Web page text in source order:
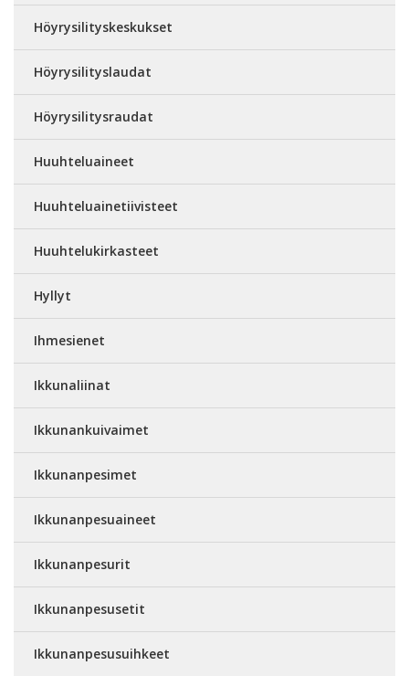
Höyrysilityskeskukset
Höyrysilityslaudat
Höyrysilitysraudat
Huuhteluaineet
Huuhteluainetiivisteet
Huuhtelukirkasteet
Hyllyt
Ihmesienet
Ikkunaliinat
Ikkunankuivaimet
Ikkunanpesimet
Ikkunanpesuaineet
Ikkunanpesurit
Ikkunanpesusetit
Ikkunanpesusuihkeet